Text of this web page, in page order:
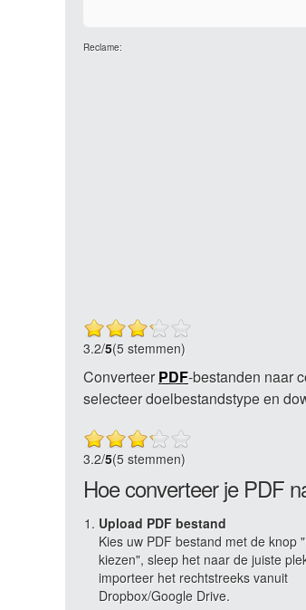
Reclame:
3.2/5(5 stemmen)
ConverteerPDF-bestanden naar
selecteer doelbestandstype en
3.2/5(5 stemmen)
Hoe converteer je PDF
Upload PDF bestand
Kies uw PDF bestand met de knop
kiezen", sleep het naar de juiste
importeer het rechtstreeks vanuit
Dropbox/Google Drive.